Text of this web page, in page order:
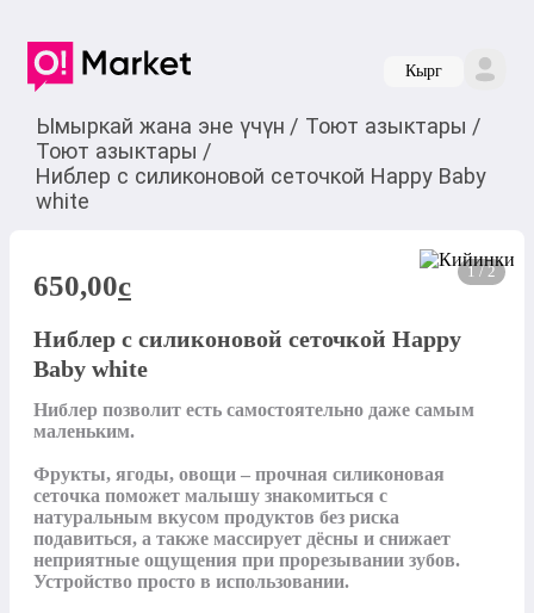
Кырг
Ымыркай жана эне үчүн / Тоют азыктары /
Тоют азыктары /
Ниблер с силиконовой сеточкой Happy Baby
white
1 / 2
650,00c
Ниблер с силиконовой сеточкой Happy
Baby white
Ниблер позволит есть самостоятельно даже самым
маленьким.
Фрукты, ягоды, овощи – прочная силиконовая
сеточка поможет малышу знакомиться с
натуральным вкусом продуктов без риска
подавиться, а также массирует дёсны и снижает
неприятные ощущения при прорезывании зубов.
Устройство просто в использовании.